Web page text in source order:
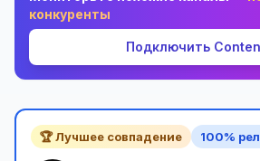
конкуренты
Подключить
🏆 Лучшее совпадение 100%